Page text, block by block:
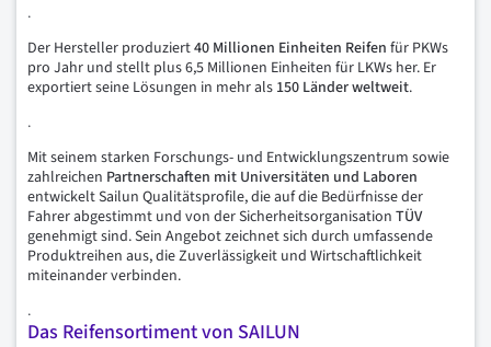
.
Der Hersteller produziert40 Millionen Einheiten Reifen für PKWs
pro Jahr und stellt plus 6,5 Millionen Einheiten für LKWs her. Er
exportiert seine Lösungen in mehr als 150 Länder weltweit.
.
Mit seinem starken Forschungs- und Entwicklungszentrum sowie
zahlreichen Partnerschaften mit Universitäten und Laboren
entwickelt Sailun Qualitätsprofile, die auf die Bedürfnisse der
Fahrer abgestimmt und von der Sicherheitsorganisation TÜV
genehmigt sind. Sein Angebot zeichnet sich durch umfassende
Produktreihen aus, die Zuverlässigkeit und Wirtschaftlichkeit
miteinander verbinden.
.
Das Reifensortiment von SAILUN